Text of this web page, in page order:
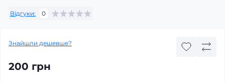
Відгуки: 0
Знайшли дешевше?
200 грн